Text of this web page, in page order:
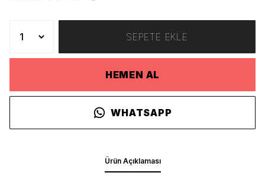
SEPETE EKLE
HEMEN AL
WHATSAPP
Ürün Açıklaması